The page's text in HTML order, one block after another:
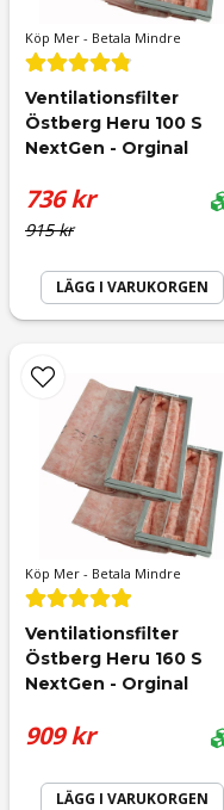
Mejladress
Köp Mer - Betala Mindre
Ventilationsfilter
Östberg Heru 100 S
NextGen - Orginal
915 kr
736 kr
LÄGG I VARUKORGEN
Köp Mer - Betala Mindre
Ventilationsfilter
Östberg Heru 160 S
NextGen - Orginal
909 kr
LÄGG I VARUKORGEN